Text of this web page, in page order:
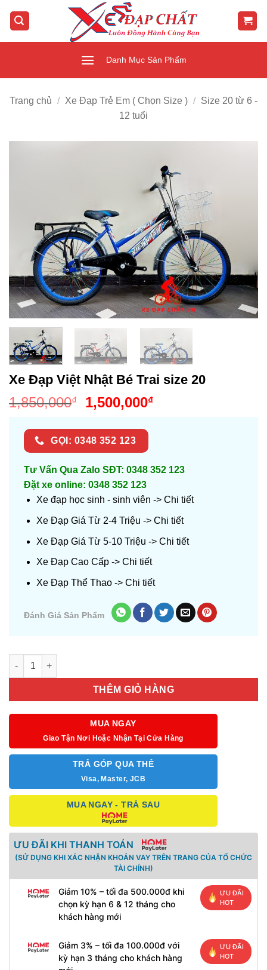
qua
Danh Mục Sản Phẩm
Trang chủ / Xe Đạp Trẻ Em ( Chọn Size ) /
Size 20 từ 6 -
12 tuổi
Xe Đạp Việt Nhật Bé Trai size 20
1,850,000₫
Giá
là:
1,850,000₫.
1,500,000₫Giá
GỌI: 0348 352 123
Tư Vấn Qua Zalo SĐT: 0348 352 123
Đặt xe online: 0348 352 123
Xe đạp học sinh - sinh viên -> Chi tiết
Xe Đạp Giá Từ 2-4 Triệu -> Chi tiết
Xe Đạp Giá Từ 5-10 Triệu -> Chi tiết
Xe Đạp Cao Cấp -> Chi tiết
Xe Đạp Thể Thao -> Chi tiết
Đánh Giá Sản Phẩm
Số lượng
THÊM GIỎ HÀNG
MUA NGAY
Giao Tận Nơi Hoặc Nhận Tại Cửa Hàng
TRẢ GÓP QUA THẺ
Visa, Master, JCB
MUA NGAY - TRẢ SAU
ƯU ĐÃI KHI THANH TOÁN
(SỬ DỤNG KHI XÁC NHẬN KHOẢN VAY TRÊN TRANG CỦA TỔ CHỨC
TÀI CHÍNH)
Giảm 10% – tối đa 500.000đ khi
chọn kỳ hạn 6 & 12 tháng cho
khách hàng mới
ƯU ĐÃI
HOT
Giảm 3% – tối đa 100.000đ với
kỳ hạn 3 tháng cho khách hàng
ƯU ĐÃI
HOT